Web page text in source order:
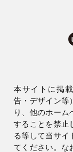
本サイトに掲
告・デザイン等
り、他のホーム
することを禁止
る等して当サイ
てください。な